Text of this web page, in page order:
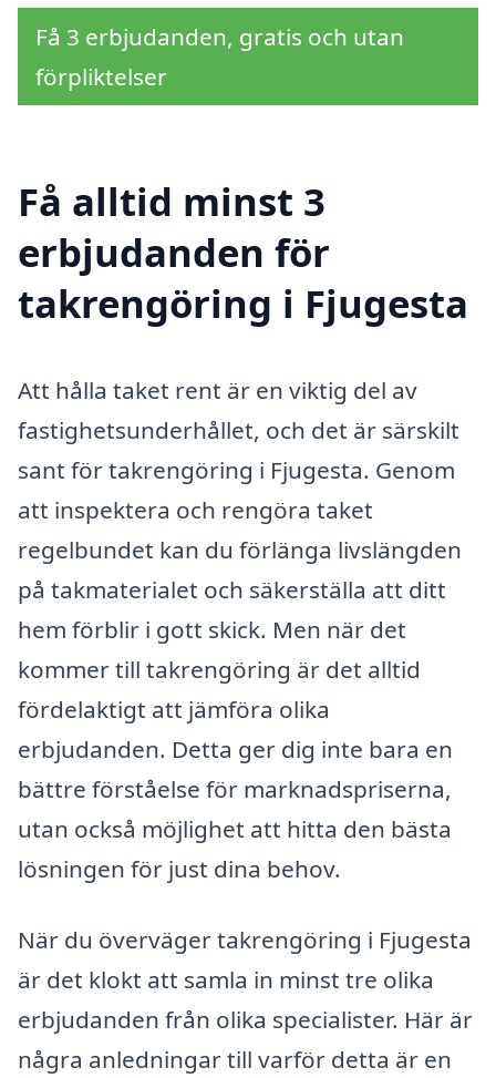
Få 3 erbjudanden, gratis och utan
förpliktelser
Få alltid minst 3
erbjudanden för
takrengöring i Fjugesta
Att hålla taket rent är en viktig del av
fastighetsunderhållet, och det är särskilt
sant för takrengöring i Fjugesta. Genom
att inspektera och rengöra taket
regelbundet kan du förlänga livslängden
på takmaterialet och säkerställa att ditt
hem förblir i gott skick. Men när det
kommer till takrengöring är det alltid
fördelaktigt att jämföra olika
erbjudanden. Detta ger dig inte bara en
bättre förståelse för marknadspriserna,
utan också möjlighet att hitta den bästa
lösningen för just dina behov.
När du överväger takrengöring i Fjugesta
är det klokt att samla in minst tre olika
erbjudanden från olika specialister. Här är
några anledningar till varför detta är en